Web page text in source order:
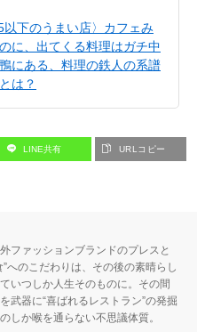
以下のうまい店〉カフェみ
に、出てくる料理はガチ中
にある、料理の鉄人の系譜
は？
LINE共有 URLコピー
ファッションブランドのプレスと
へのこだわりは、その後の素晴らし
いつしか人生そのものに。その間
武器に“喜ばれるレストラン”の発掘
しか喉を通らない不思議体質。